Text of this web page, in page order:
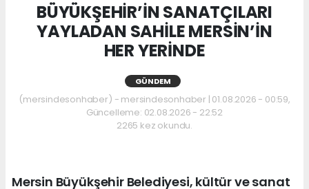
BÜYÜKŞEHİR’İN SANATÇILARI
YAYLADAN SAHİLE MERSİN’İN
HER YERİNDE
GÜNDEM
(mersindesonhaber) - mersindesonhaber | 01.08.2026 - 00:59,
Güncelleme: 02.08.2026 - 22:52
2265 kez okundu.
Mersin Büyükşehir Belediyesi, kültür ve sanat